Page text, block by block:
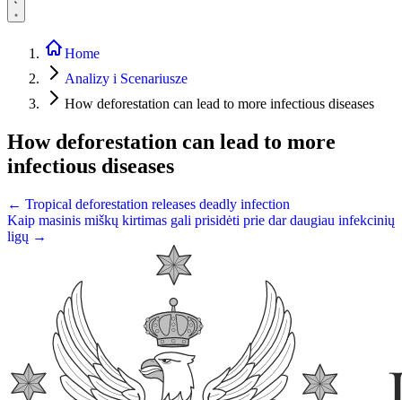
Home
Analizy i Scenariusze
How deforestation can lead to more infectious diseases
How deforestation can lead to more
infectious diseases
← Tropical deforestation releases deadly infection
Kaip masinis miškų kirtimas gali prisidėti prie dar daugiau infekcinių
ligų →